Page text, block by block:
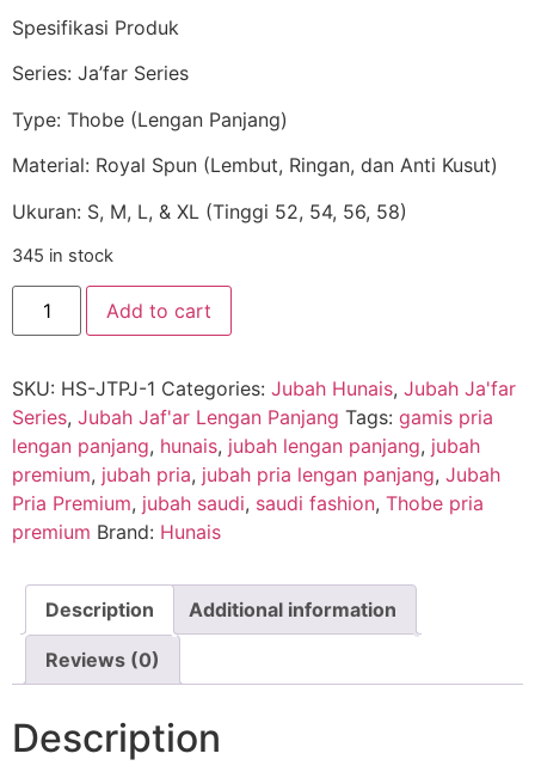
Spesifikasi Produk
Series: Ja’far Series
Type: Thobe (Lengan Panjang)
Material: Royal Spun (Lembut, Ringan, dan Anti Kusut)
Ukuran: S, M, L, & XL (Tinggi 52, 54, 56, 58)
345 in stock
Add to cart
SKU: HS-JTPJ-1 Categories: Jubah Hunais, Jubah Ja'far
Series, Jubah Jaf'ar Lengan Panjang Tags: gamis pria
lengan panjang, hunais, jubah lengan panjang, jubah
premium, jubah pria, jubah pria lengan panjang, Jubah
Pria Premium, jubah saudi, saudi fashion, Thobe pria
premium Brand: Hunais
Description Additional information
Reviews (0)
Description